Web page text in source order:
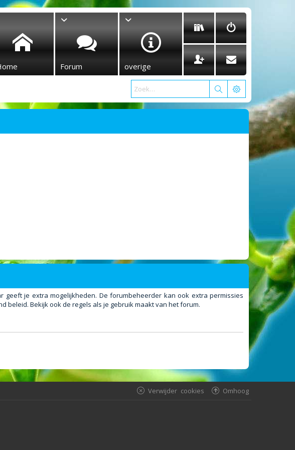
Forum overige
je extra mogelijkheden. De forumbeheerder kan ook extra permissies
Bekijk ook de regels als je gebruik maakt van het forum.
Omhoog
Verwijder cookies